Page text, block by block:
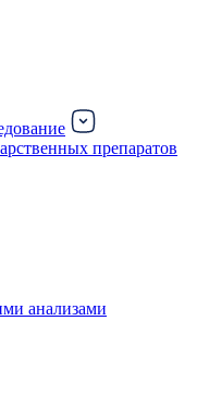
препаратов